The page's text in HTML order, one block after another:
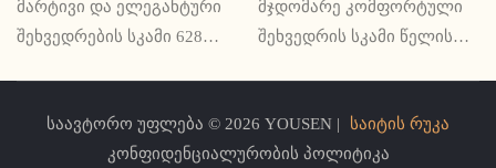
შეხვედრის სკამი 628
სერია
მარტივი და ელეგანტური
შეხვედრების სკამი 628
დასაჯდომი გადაწყვეტა
საკონფერენციო
შეხვედრის სკამი
წელის საყრდენით
მჯდომარე კომფორტული
შეხვედრის სკამი წელის
ხანგრძლივი
შეხვედრებისთვის ან
საავტორო უფლება © 2026 YOUSEN |
საიტის რუკა
კონფიდენციალურობის პოლიტიკა